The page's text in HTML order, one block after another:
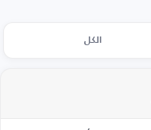
الكل